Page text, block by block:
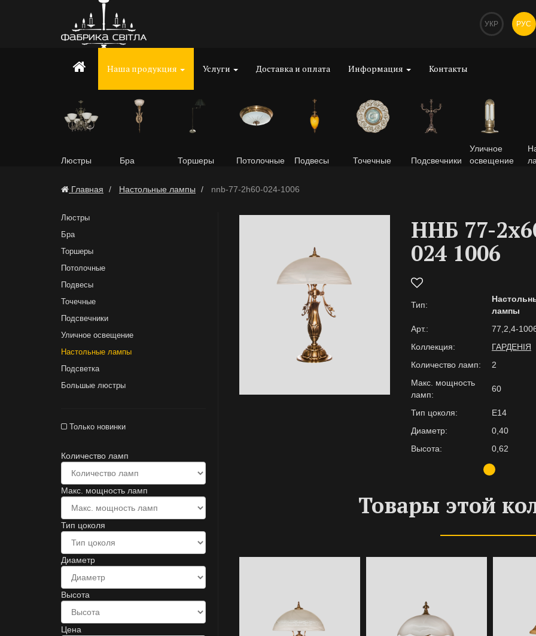
УКР РУС
Наша продукция Услуги Доставка и оплата Информация Контакты
Люстры Бра Торшеры Потолочные Подвесы Точечные Подсвечники
Уличное
освещение
Главная Настольные лампы nnb-77-2h60-024-1006
Люстры
Бра
Торшеры
Потолочные
Подвесы
Точечные
Подсвечники
Уличное освещение
Настольные лампы
Подсветка
Большые люстры
Только новинки
Количество ламп
Макс. мощность ламп
Тип цоколя
Диаметр
Высота
Цена
ННБ 77-
024 1006
Тип:
лампы
Арт.:
77,2,4-
Коллекция:
ГАРДЕНІЯ
Количество ламп:
2
Макс. мощность
ламп:
60
Тип цоколя:
E14
Диаметр:
0,40
Высота:
0,62
Товары этой